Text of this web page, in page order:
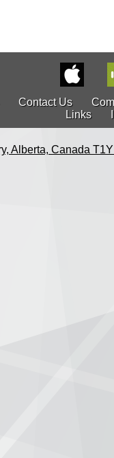
Contact Us
Links
Alberta, Canada